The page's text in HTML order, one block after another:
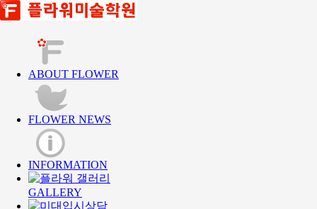
ABOUT FLOWER
FLOWER NEWS
INFORMATION
GALLERY